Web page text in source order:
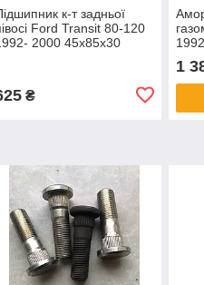
к-т задньої
Ford Transit 80-120
2000 45x85x30
₴
1